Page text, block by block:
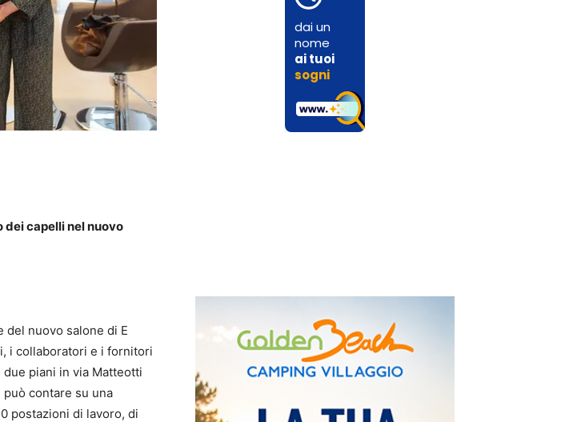
dei capelli nel nuovo
del nuovo salone di E
i collaboratori e i fornitori
piani in via Matteotti
contare su una
postazioni di lavoro, di